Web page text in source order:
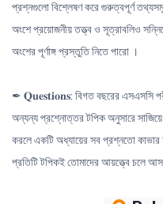
প্রশ্নগুলো বিশ্লেষণ করে গুরুত্বপূর্ণ
অংশে প্রয়োজনীয় তত্ত্ব ও সূত্রাবলিও
অংশের পূর্ণাঙ্গ প্রস্তুতি নিতে পারো ।
✒ 𝐐𝐮𝐞𝐬𝐭𝐢𝐨𝐧𝐬: বিগত বছরের এসএসসি
অন্যন্য প্রশ্নোত্তর টপিক অনুসারে
করলে একটি অধ্যায়ের সব প্রশ্নতো কাভার
প্রতিটি টপিকই তোমাদের আয়ত্ত্বে চলে